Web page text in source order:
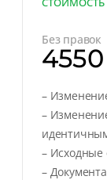
Без правок
–
–
–
–